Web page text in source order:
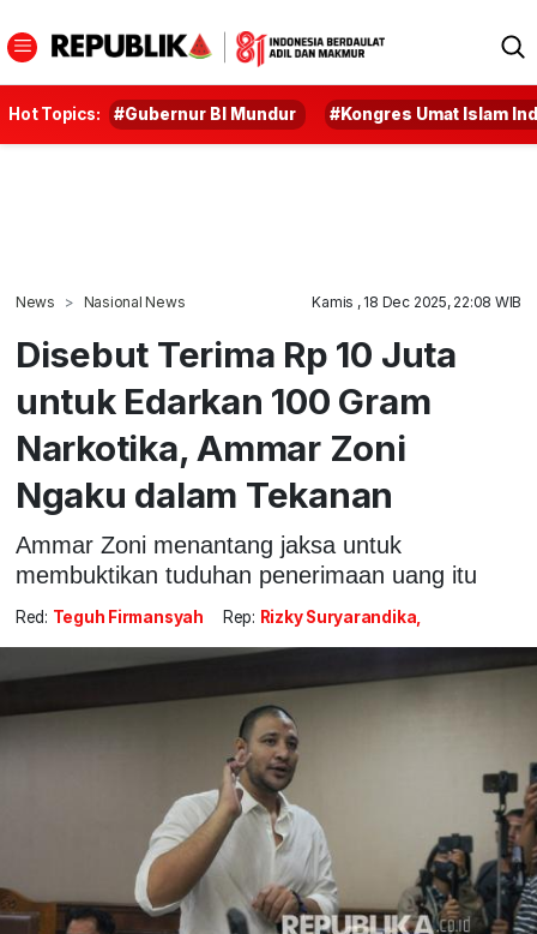
Hot Topics: #Gubernur BI Mundur #Kongres Umat Islam
News Nasional News Kamis , 18 Dec 2025, 22:08 WIB
Disebut Terima Rp 10 Juta
untuk Edarkan 100 Gram
Narkotika, Ammar Zoni
Ngaku dalam Tekanan
Ammar Zoni menantang jaksa untuk
membuktikan tuduhan penerimaan uang itu
Red: Teguh Firmansyah Rep: Rizky Suryarandika,